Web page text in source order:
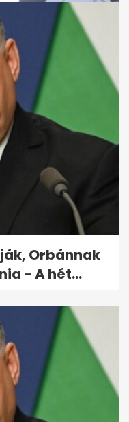
meg
szombati
Orbánnak
- A hét...